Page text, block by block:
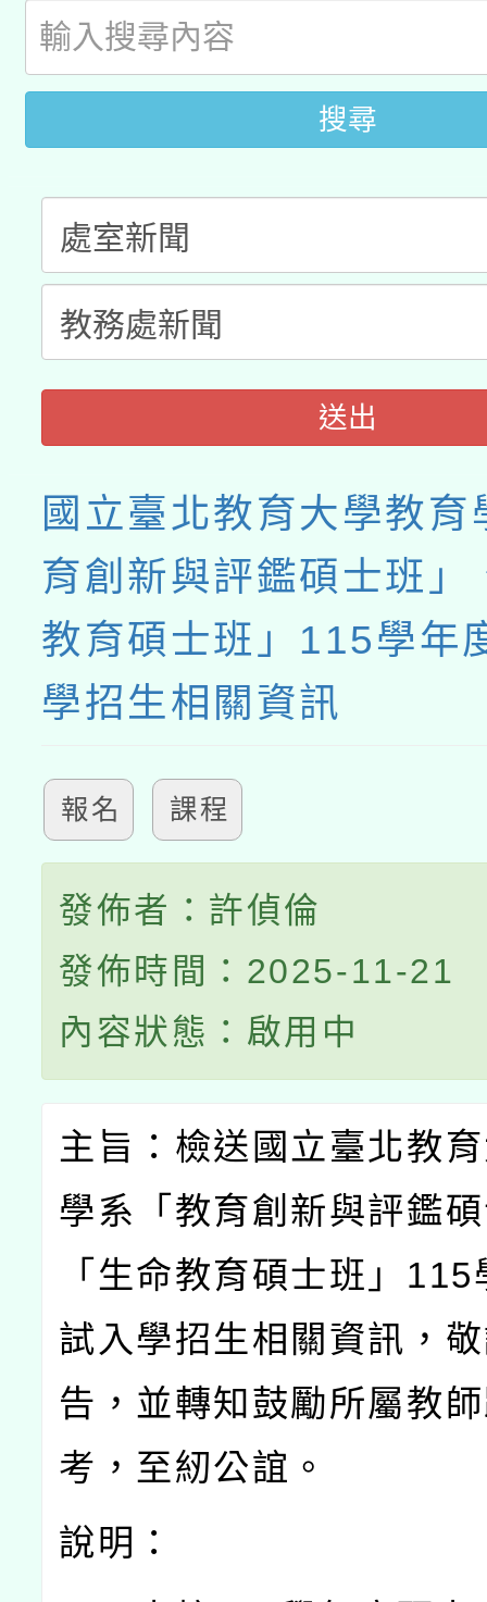
接種對象擴大為「滿6
接種之民眾」措施，延
月28日止
宣導素材2份，請協助
管道加強宣導
搜尋
送出
國立臺北教育大學教育
育創新與評鑑碩士班」
教育碩士班」115學年
學招生相關資訊
報名 課程
發佈者：許偵倫
發佈時間：2025-11-21
內容狀態：啟用中
主旨：檢送國立臺北教
學系「教育創新與評鑑
「生命教育碩士班」 115
試入學招生相關資訊，
告，並轉知鼓勵所屬教
考，至紉公誼。
說明：